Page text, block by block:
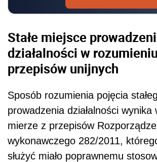
Stałe miejsce
działalności w rozumieniu
przepisów unijnych
Sposób rozumienia pojęcia
prowadzenia działalności wynika
mierze z przepisów
wykonawczego 282/2011,
służyć miało poprawnemu